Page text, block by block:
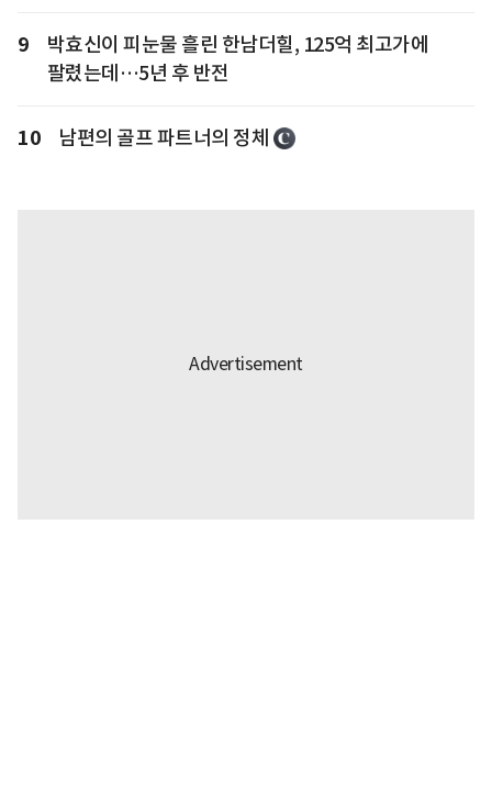
9
박효신이 피눈물 흘린 한남더힐, 125억 최고가에
팔렸는데…5년 후 반전
10 남편의 골프 파트너의 정체